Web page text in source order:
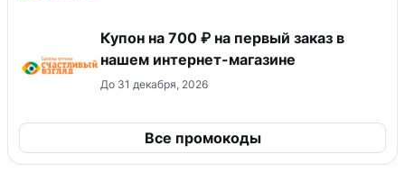
Купон на 700 ₽ на первый заказ в
нашем интернет-магазине
До 31 декабря, 2026
Все промокоды